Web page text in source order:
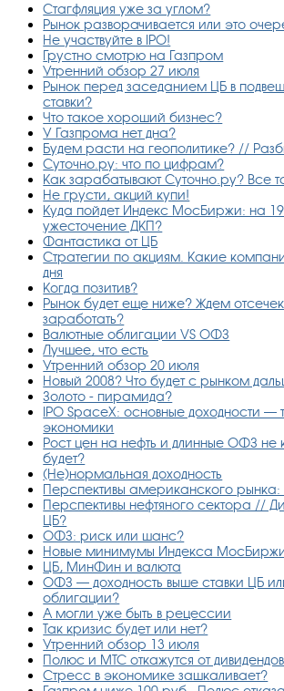
Стагфляция уже за углом?
Рынок разворачивается или это
Не участвуйте в IPO!
Грустно смотрю на Газпром
Утренний обзор 27 июля
Рынок перед заседанием ЦБ в
ставки?
Что такое хороший бизнес?
У Газпрома нет дна?
Будем расти на геополитике? //
Суточно.ру: что по цифрам?
Как зарабатывают Суточно.ру? Все
Не грусти, акций купи!
Куда пойдет Индекс МосБиржи: на
ужесточение ДКП?
Фантастика от ЦБ
Стратегии по акциям. Какие
дня
Когда позитив?
Рынок будет еще ниже? Ждем
заработать?
Валютные облигации VS ОФЗ
Лучшее, что есть
Утренний обзор 20 июля
Новый 2008? Что будет с рынком
Золото - пирамида?
IPO SpaceX: основные доходности
экономики
Рост цен на нефть и длинные ОФЗ
будет?
(Не)нормальная доходность
Перспективы американского
Перспективы нефтяного сектора //
ЦБ?
ОФЗ: риск или шанс?
Новые минимумы Индекса МосБиржи
ЦБ, МинФин и валюта
ОФЗ — доходность выше ставки ЦБ
облигации?
А могли уже быть в рецессии
Так кризис будет или нет?
Утренний обзор 13 июля
Полюс и МТС откажутся от
Стресс в экономике зашкаливает?